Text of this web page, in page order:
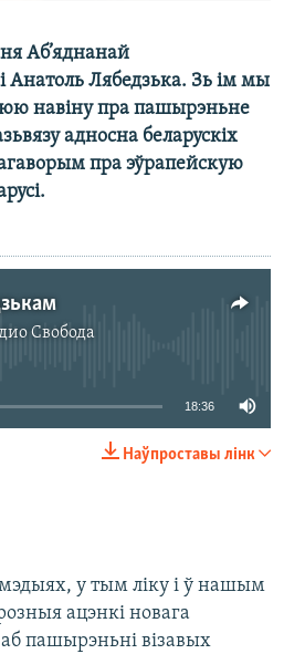
Аб’яднанай
Анатоль Лябедзька. Зь ім мы
навіну пра пашырэньне
адносна беларускіх
пра эўрапейскую
Свобода
currently available
18:36
Наўпроставы лінк
у тым ліку і ў нашым
ацэнкі новага
пашырэньні візавых